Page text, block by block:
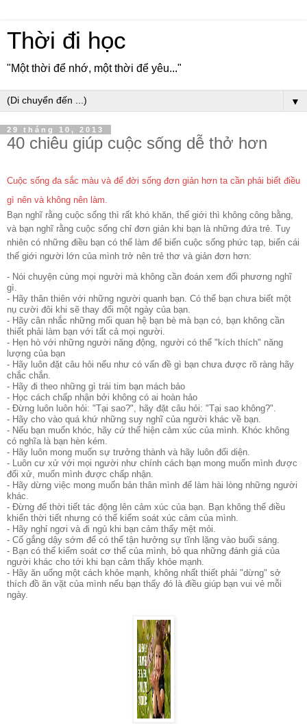
Thời đi học
"Một thời để nhớ, một thời để yêu..."
▼
29 tháng 10, 2013
40 chiêu giúp cuộc sống dễ thở hơn
Cuộc sống đa sắc màu và để đời sống đơn giản hơn ta cần phải biết điều
gì nên và không nên làm.
Bạn nghĩ rằng cuộc sống thì rất khó khăn, thế giới thì không công bằng,
và bạn nghĩ rằng cuộc sống chỉ đơn giản khi bạn là những đứa trẻ. Tuy
nhiên có những điều bạn có thể làm để biến cuộc sống phức tạp, biến cái
thế giới người lớn của mình trở nên trẻ thơ và giản đơn hơn:
- Nói chuyện cùng mọi người mà không cần đoán xem đối phương nghĩ
gì.
- Hãy thân thiên với những người quanh bạn. Có thể bạn chưa biết một
nụ cười đôi khi sẽ thay đổi một ngày của bạn.
- Hãy cân nhắc những mối quan hệ bạn bè mà bạn có, bạn không cần
thiết phải làm bạn với tất cả mọi người.
- Hẹn hò với những người năng động, người có thể "kích thích" năng
lượng của bạn
- Hãy luôn đặt câu hỏi nếu như có vấn đề gì bạn chưa được rõ ràng hãy
chắc chắn.
- Hãy đi theo những gì trái tim bạn mách bảo
- Học cách chấp nhận bởi không có ai hoàn hảo
- Đừng luôn luôn hỏi: "Tại sao?", hãy đặt câu hỏi: "Tại sao không?".
- Hãy cho vào quá khứ những suy nghĩ của người khác về bạn.
- Nếu bạn muốn khóc, hãy cứ thể hiện cảm xúc của mình. Khóc không
có nghĩa là bạn hèn kém.
- Hãy luôn mong muốn sự trưởng thành và hãy luôn đối diện.
- Luôn cư xử với mọi người như chính cách bạn mong muốn mình được
đối xử, muốn mình được chấp nhận.
- Hãy dừng việc mong muốn bản thân mình để làm hài lòng những người
khác.
- Đừng để thời tiết tác động lên cảm xúc của bạn. Bạn không thể điều
khiển thời tiết nhưng có thể kiểm soát xúc cảm của mình.
- Hãy nghỉ ngơi và đi ngủ khi bạn cảm thấy mệt mỏi.
- Cố gắng dậy sớm để có thể tận hưởng sự tĩnh lặng vào buổi sáng.
- Bạn có thể kiểm soát cơ thể của mình, bỏ qua những đánh giá của
người khác cho tới khi bạn cảm thấy khỏe mạnh.
- Hãy ăn uống một cách khỏe mạnh, không nhất thiết phải "dừng" sở
thích đồ ăn vặt của mình nếu bạn thấy đó là điều giúp bạn vui vẻ mỗi
ngày.